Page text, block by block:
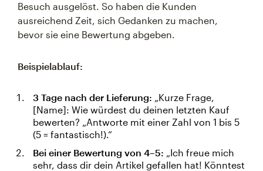
Besuch ausgelöst. So haben die Kunden
ausreichend Zeit, sich Gedanken zu machen,
bevor sie eine Bewertung abgeben.
Beispielablauf:
3 Tage nach der Lieferung: „Kurze Frage,
[Name]: Wie würdest du deinen letzten Kauf
bewerten? „Antworte mit einer Zahl von 1 bis 5
(5 = fantastisch!).“
Bei einer Bewertung von 4–5: „Ich freue mich
sehr, dass dir dein Artikel gefallen hat! Könntest